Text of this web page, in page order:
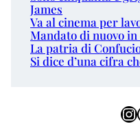
James
Va al cinema per
Mandato di nuovo
La patria di
Si dice d’una cifra
Instagram